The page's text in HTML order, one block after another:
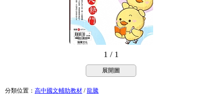
1 / 1
展開圖
分類位置 ： 高中國文輔助教材 /龍騰